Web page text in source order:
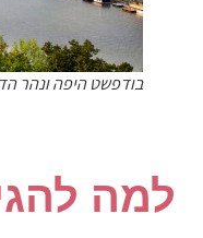
בודפשט היפה ונהר
למה